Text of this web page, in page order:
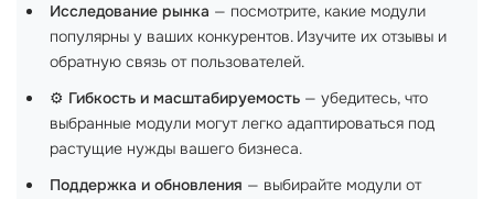
Исследование рынка — посмотрите, какие модули
популярны у ваших конкурентов. Изучите их отзывы и
обратную связь от пользователей.
⚙️ Гибкость и масштабируемость — убедитесь, что
выбранные модули могут легко адаптироваться под
растущие нужды вашего бизнеса.
Поддержка и обновления — выбирайте модули от